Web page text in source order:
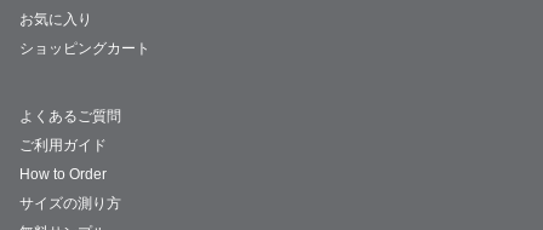
お気に入り
ショッピングカート
よくあるご質問
ご利用ガイド
How to Order
サイズの測り方